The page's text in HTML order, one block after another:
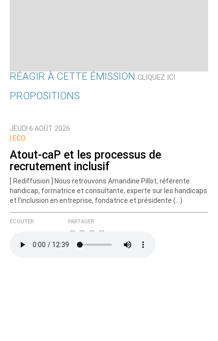
RÉAGIR À CETTE ÉMISSION CLIQUEZ ICI
Nom
Ajoutez votre commentaire ici
Texte de votre message
PROPOSITIONS
JEUDI 6 AOÛT 2026
ECO
Atout-caP et les processus de
recrutement inclusif
[ Rediffusion ] Nous retrouvons Amandine Pillot, référente
handicap, formatrice et consultante, experte sur les handicaps
et l’inclusion en entreprise, fondatrice et présidente (…)
ÉCOUTER PARTAGER